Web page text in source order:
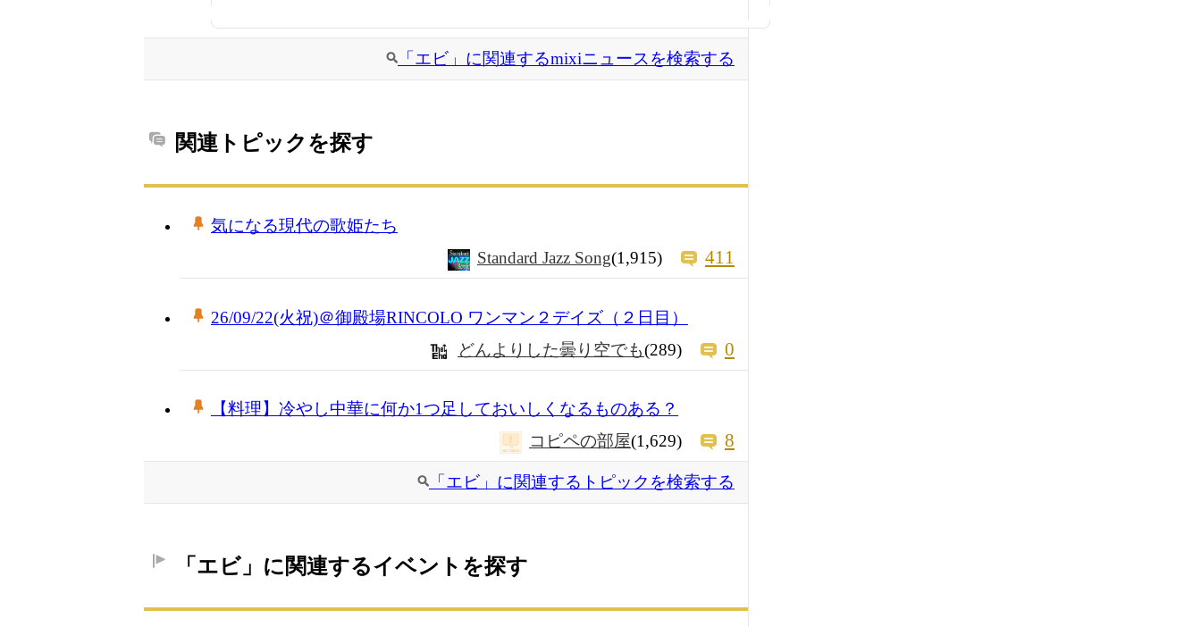
「エビ」に関連するmixiニュースを検索する
関連トピックを探す
気になる現代の歌姫たち
Standard Jazz Song(1,915) 411
26/09/22(火祝)＠御殿場RINCOLO ワンマン２デイズ（２日目）
どんよりした曇り空でも(289) 0
【料理】冷やし中華に何か1つ足しておいしくなるものある？
コピペの部屋(1,629) 8
「エビ」に関連するトピックを検索する
「エビ」に関連するイベントを探す